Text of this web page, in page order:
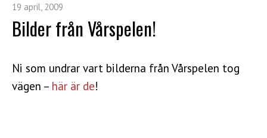
19 april, 2009
Bilder från Vårspelen!
Ni som undrar vart bilderna från Vårspelen tog
vägen – här är de!